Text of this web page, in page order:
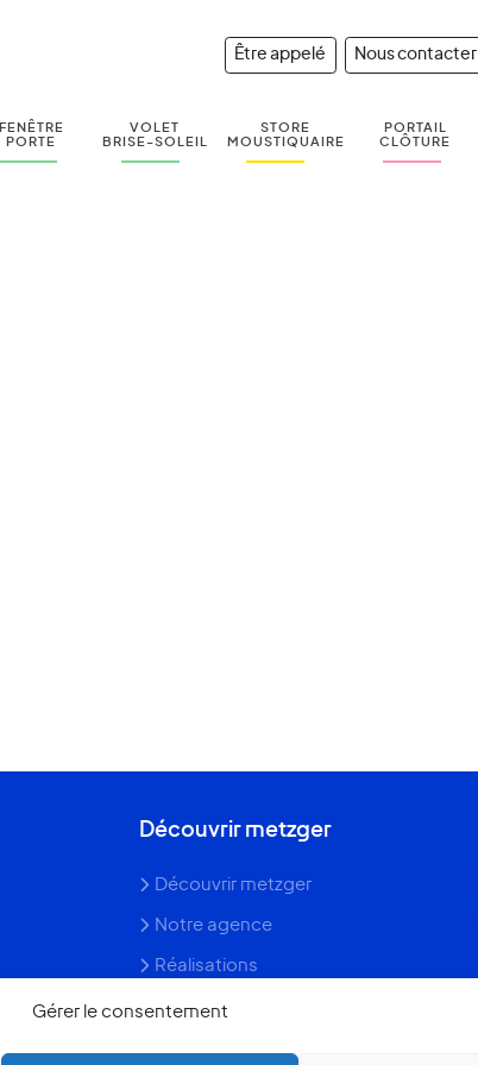
Gérer le consentement
Être appelé Nous contacter
FENÊTRE
PORTE
VOLET
BRISE-SOLEIL
STORE
MOUSTIQUAIRE
PORTAIL
CLÔTURE
Découvrir metzger
Découvrir metzger
Notre agence
Réalisations
Blog conseils